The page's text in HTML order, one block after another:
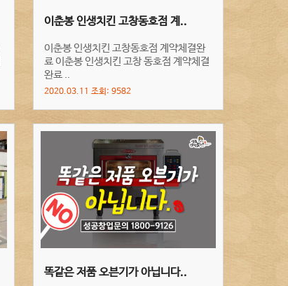
이춘봉 인생치킨 고창동호점 계..
이춘봉 인생치킨 고창동호점 계약체결완
료 이춘봉 인생치킨 고창 동호점 계약체결
완료 ..
2020.03.11 조회: 9582
똑같은 저품 오븐기가 아닙니다..